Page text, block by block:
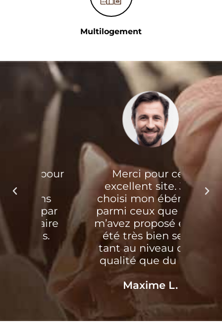
Multilogement
Merci pour cet
excellent site. J’ai
choisi mon ébéniste
parmi ceux que vous
m’avez proposé et j’ai
été très bien servi,
tant au niveau de la
qualité que du prix!
Maxime L.